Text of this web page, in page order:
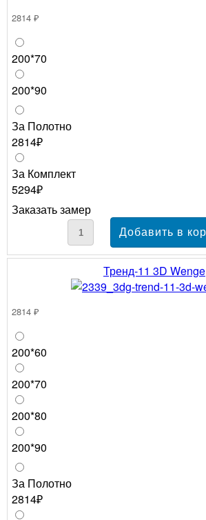
2814 ₽
200*70
200*90
За Полотно
2814₽
За Комплект
5294₽
Заказать замер
Тренд-11 3D Wenge
2814 ₽
200*60
200*70
200*80
200*90
За Полотно
2814₽